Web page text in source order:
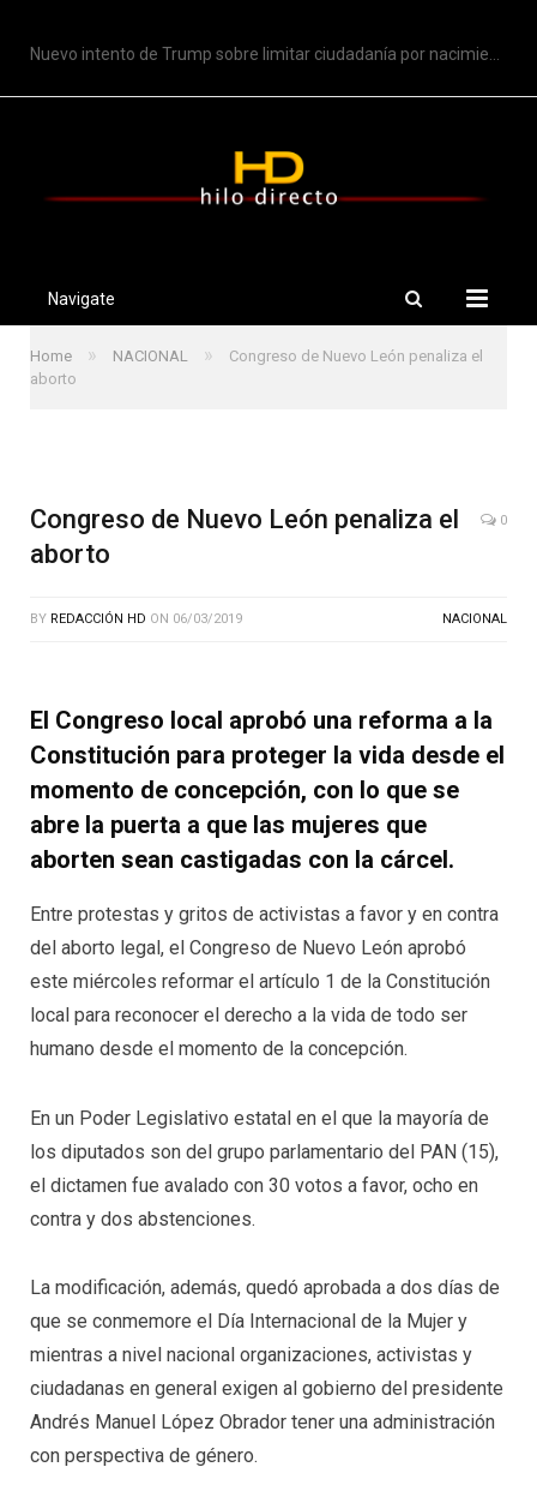
Nuevo intento de Trump sobre limitar ciudadanía por nacimiento
Navigate
Home » NACIONAL »
Congreso de Nuevo León penaliza el
aborto
Congreso de Nuevo León penaliza el
aborto
0
BY REDACCIÓN HD ON 06/03/2019 NACIONAL
El Congreso local aprobó una reforma a la
Constitución para proteger la vida desde el
momento de concepción, con lo que se
abre la puerta a que las mujeres que
aborten sean castigadas con la cárcel.
Entre protestas y gritos de activistas a favor y en contra
del aborto legal, el Congreso de Nuevo León aprobó
este miércoles reformar el artículo 1 de la Constitución
local para reconocer el derecho a la vida de todo ser
humano desde el momento de la concepción.
En un Poder Legislativo estatal en el que la mayoría de
los diputados son del grupo parlamentario del PAN (15),
el dictamen fue avalado con 30 votos a favor, ocho en
contra y dos abstenciones.
La modificación, además, quedó aprobada a dos días de
que se conmemore el Día Internacional de la Mujer y
mientras a nivel nacional organizaciones, activistas y
ciudadanas en general exigen al gobierno del presidente
Andrés Manuel López Obrador tener una administración
con perspectiva de género.